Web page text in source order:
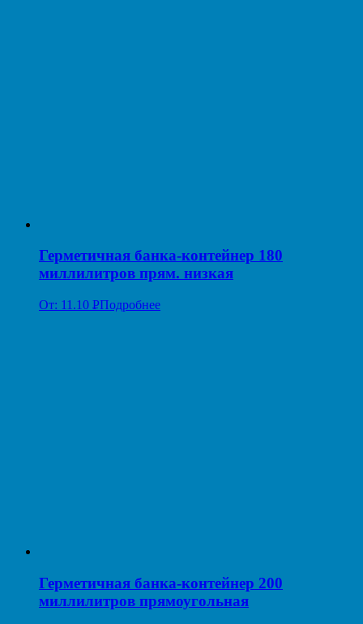
Герметичная банка-контейнер 180
миллилитров прям. низкая
От: 11.10 РПодробнее
Герметичная банка-контейнер 200
миллилитров прямоугольная